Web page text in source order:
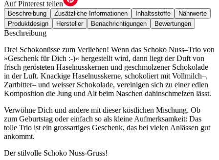
Auf Pinterest teilen
Beschreibung Zusätzliche Informationen Inhaltsstoffe
Nährwerte
Produktdesign
Hersteller Benachrichtigungen Bewertungen
Beschreibung
Drei Schokonüsse zum Verlieben! Wenn das Schoko Nuss–Trio von
»Geschenk für Dich :-)« hergestellt wird, dann liegt der Duft von
frisch gerösteten Haselnusskernen und geschmolzener Schokolade
in der Luft. Knackige Haselnusskerne, schokoliert mit Vollmilch–,
Zartbitter– und weisser Schokolade, vereinigen sich zu einer edlen
Komposition die Jung und Alt beim Naschen dahinschmelzen lässt.
Verwöhne Dich und andere mit dieser köstlichen Mischung. Ob
zum Geburtstag oder einfach so als kleine Aufmerksamkeit: Das
tolle Trio ist ein grossartiges Geschenk, das bei vielen Anlässen gut
ankommt.
Der stilvolle Schoko Nuss-Gruss!